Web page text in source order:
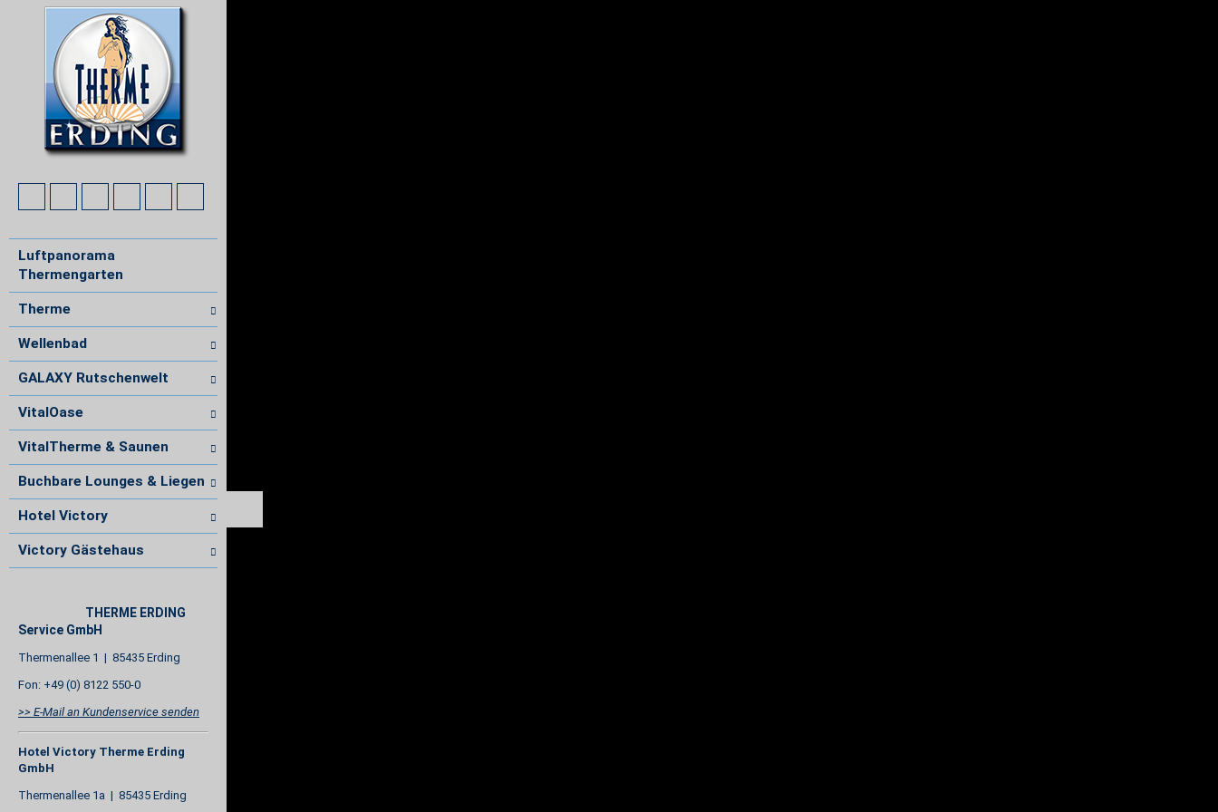
Luftpanorama
Thermengarten
Therme
Wellenbad
GALAXY Rutschenwelt
VitalOase
VitalTherme & Saunen
Buchbare Lounges & Liegen
Hotel Victory
Victory Gästehaus
THERME ERDING
Service GmbH
Thermenallee 1 | 85435 Erding
Fon: +49 (0) 8122 550-0
>> E-Mail an Kundenservice senden
Hotel Victory Therme Erding
GmbH
Thermenallee 1a | 85435 Erding